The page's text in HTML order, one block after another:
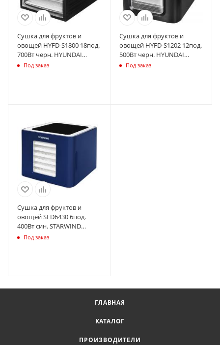
Сушка для фруктов и
овощей HYFD-S1800 18под.
700Вт черн. HYUNDAI
1446881
Под заказ
Сушка для фруктов и
овощей HYFD-S1202 12под.
500Вт черн. HYUNDAI
1446877
Под заказ
Сушка для фруктов и
овощей SFD6430 6под.
400Вт син. STARWIND
1460714
Под заказ
ГЛАВНАЯ
КАТАЛОГ
ПРОИЗВОДИТЕЛИ